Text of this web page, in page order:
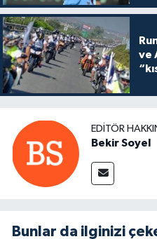
ve
EDITÖR
Bekir Soyel
Bunlar da ilginizi